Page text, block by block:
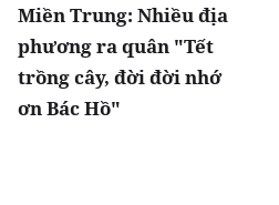
Miền Trung: Nhiều địa
phương ra quân "Tết
trồng cây, đời đời nhớ
ơn Bác Hồ"